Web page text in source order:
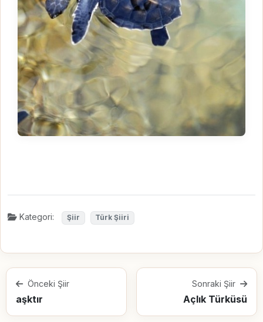
Kategori: Şiir Türk Şiiri
Önceki Şiir
aşktır
Sonraki Şiir
Açlık Türküsü